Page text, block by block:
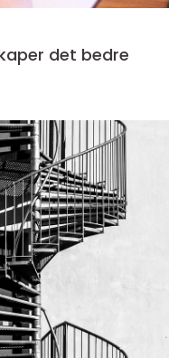
det bedre